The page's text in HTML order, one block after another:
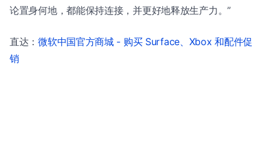
论置身何地，都能保持连接，并更好地释放生产力。”
直达：微软中国官方商城 - 购买 Surface、Xbox 和配件促
销